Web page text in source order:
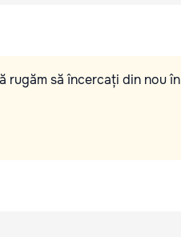
rugăm să încercați din nou în